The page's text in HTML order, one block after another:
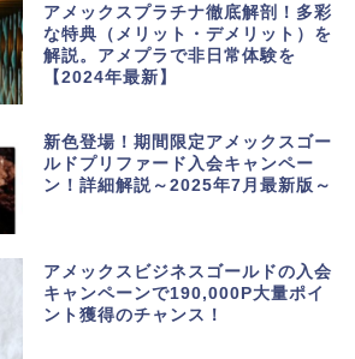
アメックスプラチナ徹底解剖！多彩
な特典（メリット・デメリット）を
解説。アメプラで非日常体験を
【2024年最新】
新色登場！期間限定アメックスゴー
ルドプリファード入会キャンペー
ン！詳細解説～2025年7月最新版～
アメックスビジネスゴールドの入会
キャンペーンで190,000P大量ポイ
ント獲得のチャンス！